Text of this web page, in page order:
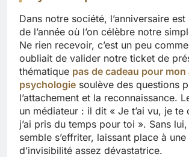
Dans notre société, l’anniversaire
de l’année où l’on célèbre notre
Ne rien recevoir, c’est un peu
oubliait de valider notre ticket de
thématique pas de cadeau pour
psychologie soulève des questions
l’attachement et la reconnaissance.
un médiateur : il dit « Je t’ai vu, je te
j’ai pris du temps pour toi ». Sans
semble s’effriter, laissant place à
d’invisibilité assez dévastatrice.